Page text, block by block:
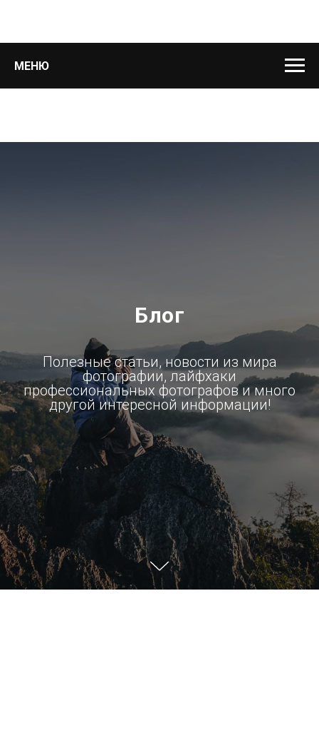
МЕНЮ
Блог
Полезные статьи, новости из мира
фотографии, лайфхаки
профессиональных фотографов и много
другой интересной информации!